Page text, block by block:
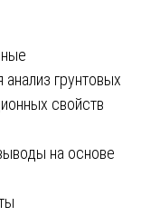
грунтовых
свойств
на основе